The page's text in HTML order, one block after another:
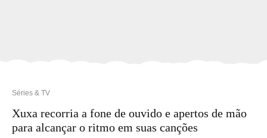
Séries & TV
Xuxa recorria a fone de ouvido e apertos de mão
para alcançar o ritmo em suas canções